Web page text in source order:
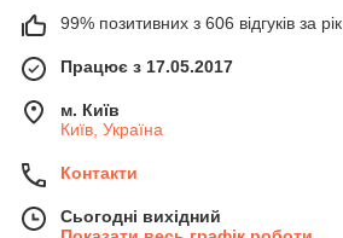
99% позитивних з 606 відгуків за рік
Працює з 17.05.2017
м. Київ
Київ, Україна
Контакти
Сьогодні вихідний